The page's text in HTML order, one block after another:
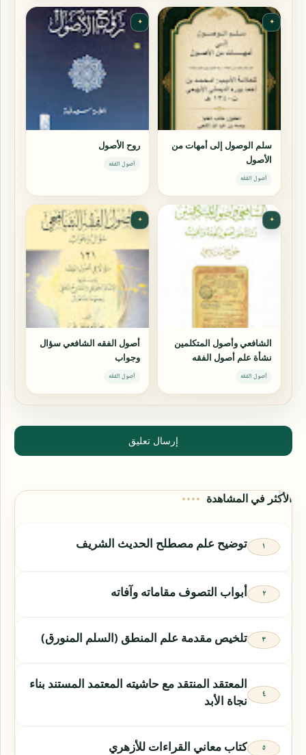
✦
سلم الوصول إلى أمهات من
الأصول
أصول الفقه
✦
روح الأصول
أصول الفقه
✦
الشافعي وأصول المتكلمين
نشأة علم أصول الفقه
وأهميته
أصول الفقه
✦
أصول الفقه الشافعي سؤال
وجواب
أصول الفقه
إرسال تعليق
الأكثر في المشاهدة
توضيح علم مصطلح الحديث الشريف
أبواب التصوف مقاماته وآفاته
تلخيص مقدمة علم المنطق (السلم المنورق)
المعتقد المنتقد مع حاشيته المعتمد المستند بناء
نجاة الأبد
كتاب معاني القراءات للأزهري